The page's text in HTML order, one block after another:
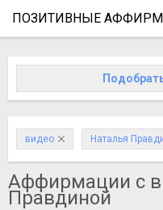
ПОЗИТИВНЫЕ
видео Наталья
Аффирмации c
Правдиной